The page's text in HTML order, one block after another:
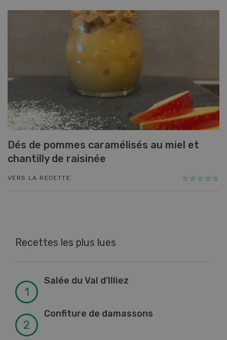
Dés de pommes caramélisés au miel et
chantilly de raisinée
VERS LA RECETTE
Recettes les plus lues
Salée du Val d’Illiez
Confiture de damassons